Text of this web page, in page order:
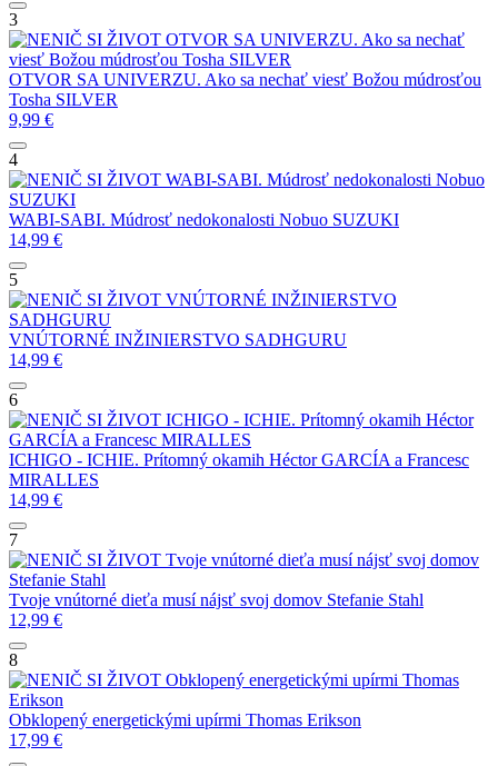
3
OTVOR SA UNIVERZU. Ako sa nechať
viesť Božou múdrosťou Tosha SILVER
OTVOR SA UNIVERZU. Ako sa nechať viesť Božou múdrosťou
Tosha SILVER
9,99 €
4
WABI-SABI. Múdrosť nedokonalosti Nobuo
SUZUKI
WABI-SABI. Múdrosť nedokonalosti Nobuo SUZUKI
14,99 €
5
VNÚTORNÉ INŽINIERSTVO
SADHGURU
VNÚTORNÉ INŽINIERSTVO SADHGURU
14,99 €
6
ICHIGO - ICHIE. Prítomný okamih Héctor
GARCÍA a Francesc MIRALLES
ICHIGO - ICHIE. Prítomný okamih Héctor GARCÍA a Francesc
MIRALLES
14,99 €
7
Tvoje vnútorné dieťa musí nájsť svoj domov
Stefanie Stahl
Tvoje vnútorné dieťa musí nájsť svoj domov Stefanie Stahl
12,99 €
8
Obklopený energetickými upírmi Thomas
Erikson
Obklopený energetickými upírmi Thomas Erikson
17,99 €